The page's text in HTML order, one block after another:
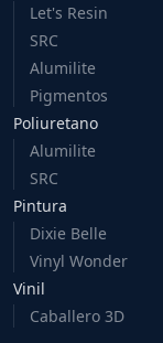
Let's Resin
SRC
Alumilite
Pigmentos
Poliuretano
Alumilite
SRC
Pintura
Dixie Belle
Vinyl Wonder
Vinil
Caballero 3D